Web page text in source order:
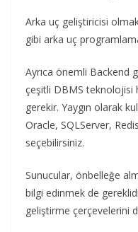
Arka uç geliştiricisi
gibi arka uç
Ayrıca önemli Backend
çeşitli DBMS teknolojisi
gerekir. Yaygın olarak
Oracle, SQLServer,
seçebilirsiniz.
Sunucular, önbelleğe
bilgi edinmek de
geliştirme çerçevelerini